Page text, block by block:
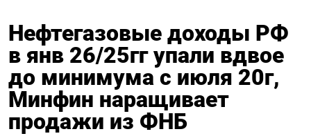
Нефтегазовые доходы РФ
в янв 26/25гг упали вдвое
до минимума c июля 20г,
Минфин наращивает
продажи из ФНБ